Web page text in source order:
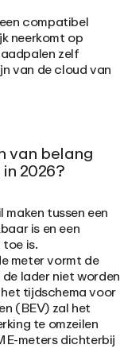
compatibel
neerkomt op
zelf
van de cloud van
van belang
2026?
maken tussen een
is en een
is.
metervormt de
lader niet worden
tijdschema voor
(BEV) zal het
te omzeilen
meters dichterbij